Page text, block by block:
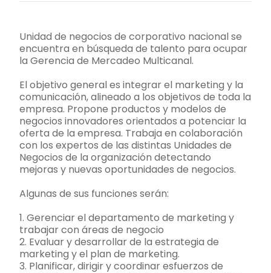
Unidad de negocios de corporativo nacional se
encuentra en búsqueda de talento para ocupar
la Gerencia de Mercadeo Multicanal.
El objetivo general es integrar el marketing y la
comunicación, alineado a los objetivos de toda la
empresa. Propone productos y modelos de
negocios innovadores orientados a potenciar la
oferta de la empresa. Trabaja en colaboración
con los expertos de las distintas Unidades de
Negocios de la organización detectando
mejoras y nuevas oportunidades de negocios.
Algunas de sus funciones serán:
1. Gerenciar el departamento de marketing y
trabajar con áreas de negocio
2. Evaluar y desarrollar de la estrategia de
marketing y el plan de marketing.
3. Planificar, dirigir y coordinar esfuerzos de